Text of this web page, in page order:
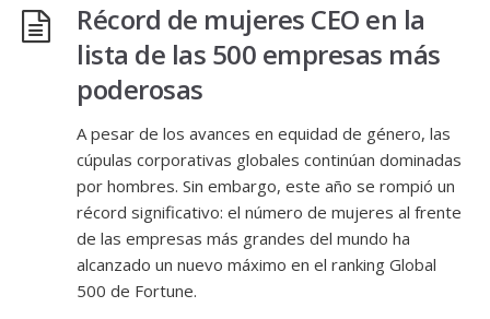
Récord de mujeres CEO en la
lista de las 500 empresas más
poderosas
A pesar de los avances en equidad de género, las
cúpulas corporativas globales continúan dominadas
por hombres. Sin embargo, este año se rompió un
récord significativo: el número de mujeres al frente
de las empresas más grandes del mundo ha
alcanzado un nuevo máximo en el ranking Global
500 de Fortune.